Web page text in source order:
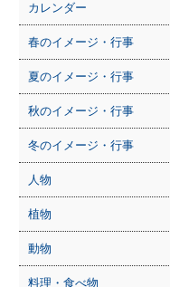
カレンダー
春のイメージ・行事
夏のイメージ・行事
秋のイメージ・行事
冬のイメージ・行事
人物
植物
動物
料理・食べ物